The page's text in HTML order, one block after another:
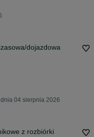
dojazdowa
utwardzająca/mata
04 sierpnia 2026
z rozbiórki